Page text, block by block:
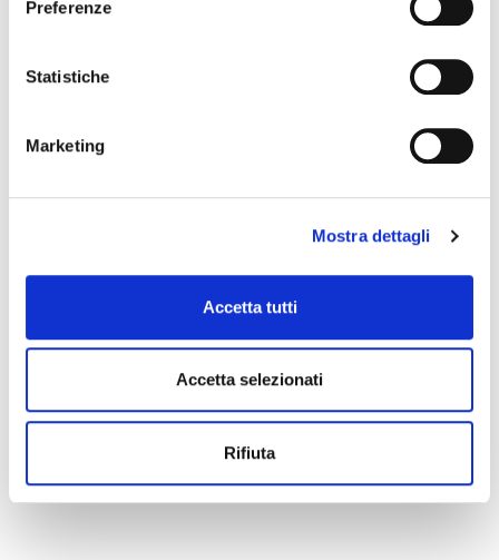
Preferenze
Statistiche
Marketing
Mostra dettagli
Accetta tutti
Accetta selezionati
Rifiuta